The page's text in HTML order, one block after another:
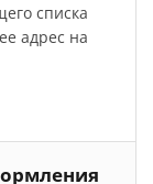
списка
адрес на